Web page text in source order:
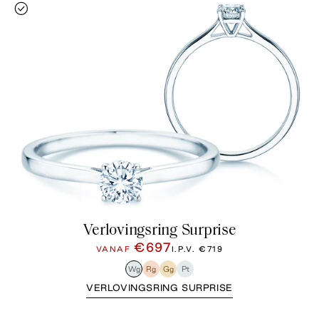
Verlovingsring Surprise
VANAF€697 I.P.V. €719
Wg Rg Gg Pt
VERLOVINGSRING SURPRISE